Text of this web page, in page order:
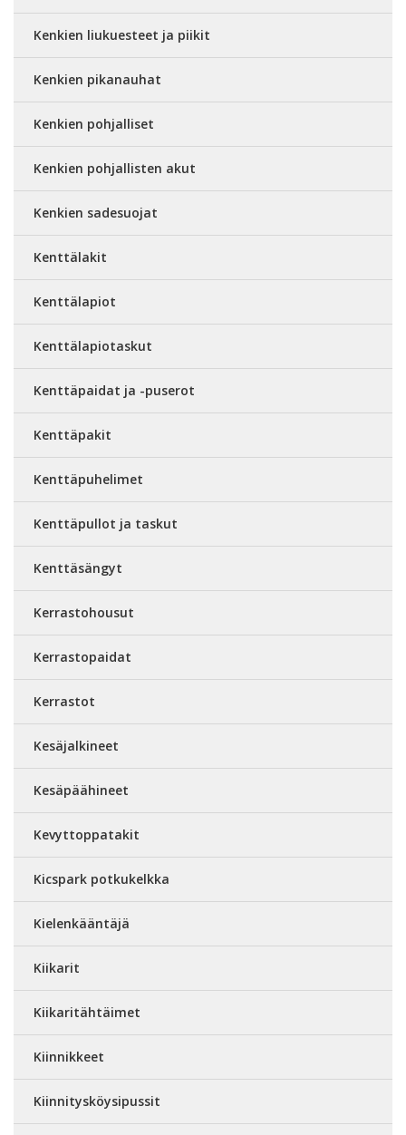
Kenkien liukuesteet ja piikit
Kenkien pikanauhat
Kenkien pohjalliset
Kenkien pohjallisten akut
Kenkien sadesuojat
Kenttälakit
Kenttälapiot
Kenttälapiotaskut
Kenttäpaidat ja -puserot
Kenttäpakit
Kenttäpuhelimet
Kenttäpullot ja taskut
Kenttäsängyt
Kerrastohousut
Kerrastopaidat
Kerrastot
Kesäjalkineet
Kesäpäähineet
Kevyttoppatakit
Kicspark potkukelkka
Kielenkääntäjä
Kiikarit
Kiikaritähtäimet
Kiinnikkeet
Kiinnitysköysipussit